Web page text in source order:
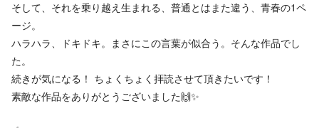
そして、それを乗り越え生まれる、普通とはまた違う、青春の1ペ
ージ。
ハラハラ、ドキドキ。まさにこの言葉が似合う。そんな作品でし
た。
続きが気になる！ ちょくちょく拝読させて頂きたいです！
素敵な作品をありがとうございました🙌✨